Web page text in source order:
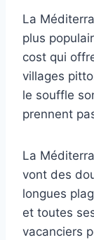
La
plus
cost qui
villages
le souffle
prennent
La
vont des
longues
et toutes
vacanciers